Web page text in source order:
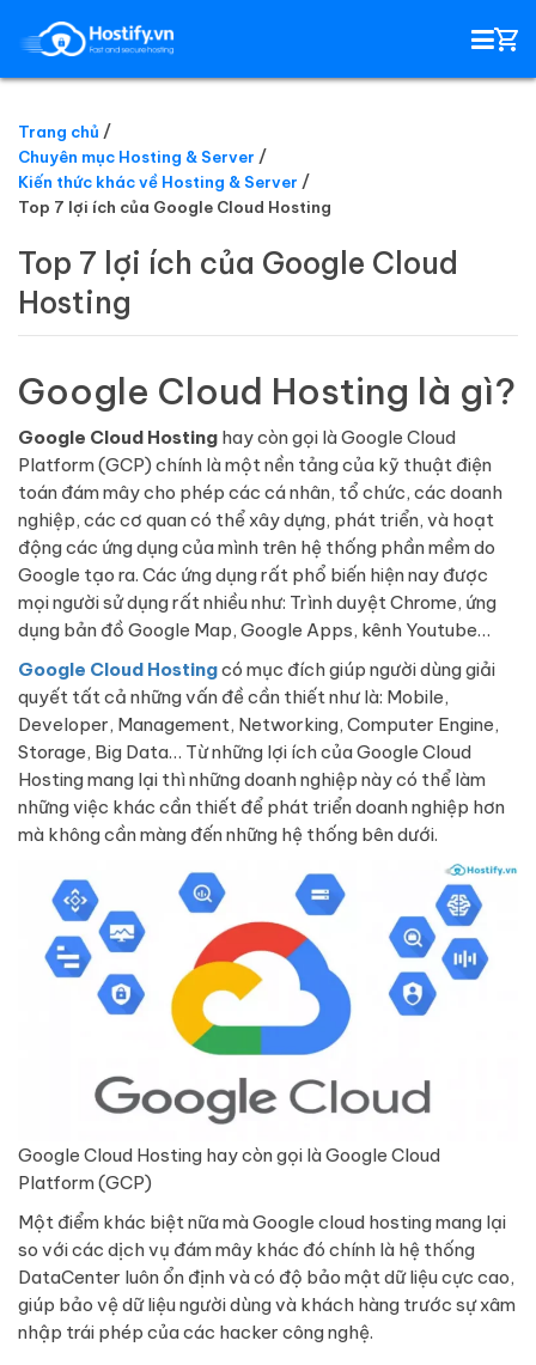
HOSTING
EMAIL SERVER
Trang chủ
Chuyên mục Hosting & Server
Kiến thức khác về Hosting & Server
Top 7 lợi ích của Google Cloud Hosting
Top 7 lợi ích của Google Cloud
Hosting
Google Cloud Hosting là gì?
Google Cloud Hosting hay còn gọi là Google Cloud
Platform (GCP) chính là một nền tảng của kỹ thuật điện
toán đám mây cho phép các cá nhân, tổ chức, các doanh
nghiệp, các cơ quan có thể xây dựng, phát triển, và hoạt
động các ứng dụng của mình trên hệ thống phần mềm do
Google tạo ra. Các ứng dụng rất phổ biến hiện nay được
mọi người sử dụng rất nhiều như: Trình duyệt Chrome, ứng
dụng bản đồ Google Map, Google Apps, kênh Youtube…
Google Cloud Hostingcó mục đích giúp người dùng giải
quyết tất cả những vấn đề cần thiết như là: Mobile,
Developer, Management, Networking, Computer Engine,
Storage, Big Data… Từ những lợi ích của Google Cloud
Hosting mang lại thì những doanh nghiệp này có thể làm
những việc khác cần thiết để phát triển doanh nghiệp hơn
mà không cần màng đến những hệ thống bên dưới.
Google Cloud Hosting hay còn gọi là Google Cloud
Platform (GCP)
Một điểm khác biệt nữa mà Google cloud hosting mang lại
so với các dịch vụ đám mây khác đó chính là hệ thống
DataCenter luôn ổn định và có độ bảo mật dữ liệu cực cao,
giúp bảo vệ dữ liệu người dùng và khách hàng trước sự xâm
nhập trái phép của các hacker công nghệ.